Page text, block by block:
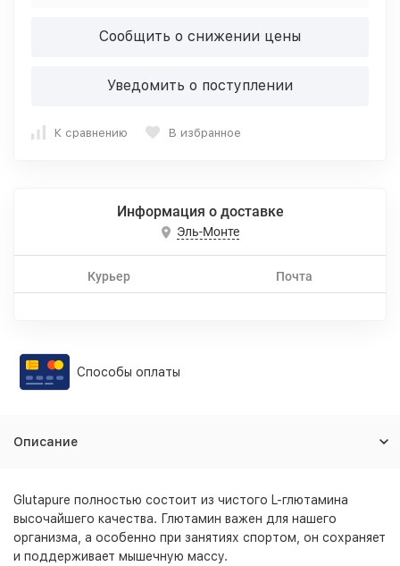
Сообщить о снижении цены
Уведомить о поступлении
К сравнению В избранное
Информация о доставке
Эль-Монте
Курьер Почта
Способы оплаты
Описание
Glutapure полностью состоит из чистого L-глютамина
высочайшего качества. Глютамин важен для нашего
организма, а особенно при занятиях спортом, он сохраняет
и поддерживает мышечную массу.